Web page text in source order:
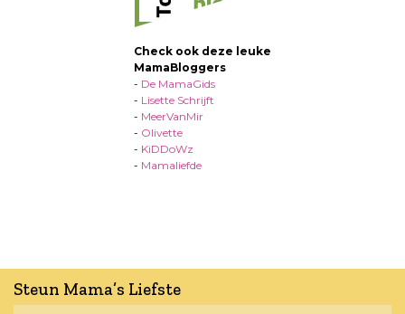
Check ook deze leuke
MamaBloggers
- De MamaGids
- Lisette Schrijft
- MeerVanMir
- Olivette
- KiDDoWz
- Mamaliefde
Steun Mama’s Liefste